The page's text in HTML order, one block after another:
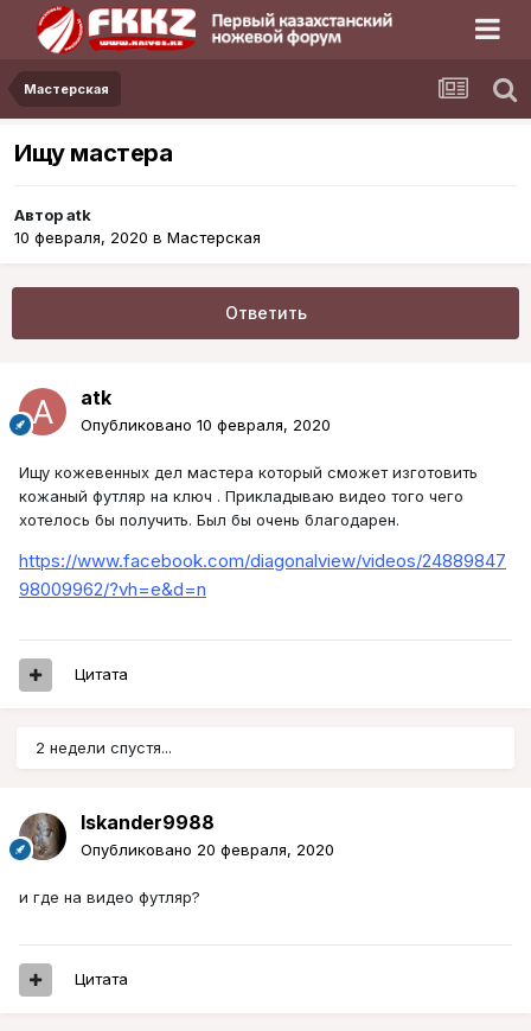
Мастерская
Ищу мастера
Авторatk
10 февраля, 2020 в Мастерская
Ответить
atk
Опубликовано 10 февраля, 2020
Ищу кожевенных дел мастера который сможет изготовить
кожаный футляр на ключ . Прикладываю видео того чего
хотелось бы получить. Был бы очень благодарен.
https://www.facebook.com/diagonalview/videos/24889847
98009962/?vh=e&d=n
Цитата
2 недели спустя...
Iskander9988
Опубликовано 20 февраля, 2020
и где на видео футляр?
Цитата